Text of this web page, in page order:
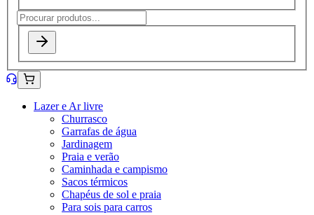
Lazer e Ar livre
Churrasco
Garrafas de água
Jardinagem
Praia e verão
Caminhada e campismo
Sacos térmicos
Chapéus de sol e praia
Para sois para carros